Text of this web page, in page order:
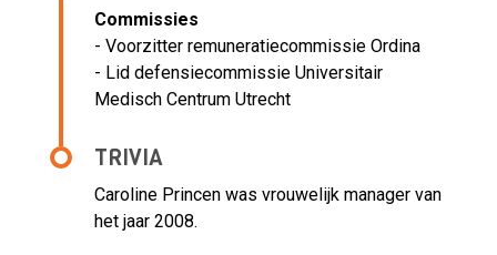
Commissies
- Voorzitter remuneratiecommissie Ordina
- Lid defensiecommissie Universitair
Medisch Centrum Utrecht
TRIVIA
Caroline Princen was vrouwelijk manager van
het jaar 2008.